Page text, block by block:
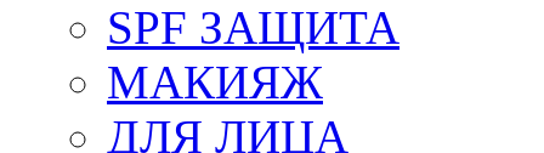
SPF ЗАЩИТА
МАКИЯЖ
ДЛЯ ЛИЦА